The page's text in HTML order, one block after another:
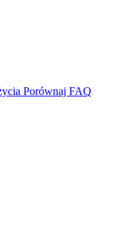
Porównaj FAQ